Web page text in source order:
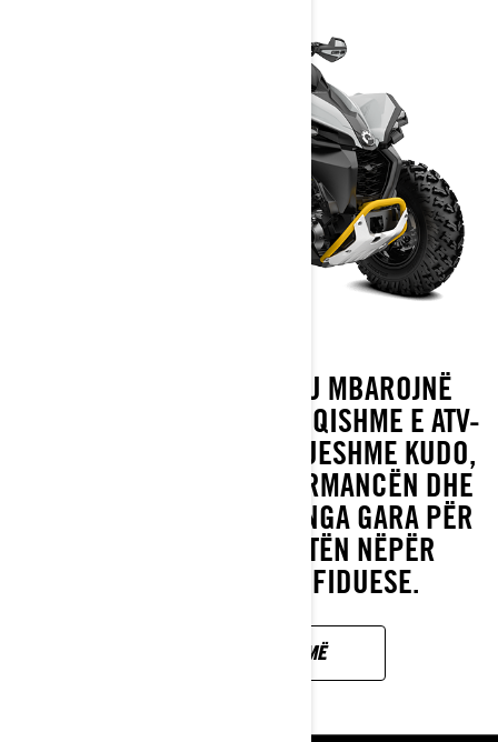
RENEGADI E KAP ATY KU MBAROJNË
KUFIJTË. FAMILJA MË E FUQISHME E ATV-
VE SPORTIVE TË DISPONUESHME KUDO,
DUKE BASHKUAR PERFORMANCËN DHE
MBROJTJEN E PROVUAR NGA GARA PËR
TË UDHËHEQUR PAKETËN NËPËR
TERRENE SERIOZE SFIDUESE.
ZBULONI MË SHUMË